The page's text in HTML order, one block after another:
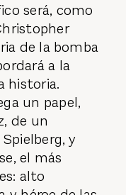
será, como
de la bomba
a la
historia.
un papel,
de un
y
el más
alto